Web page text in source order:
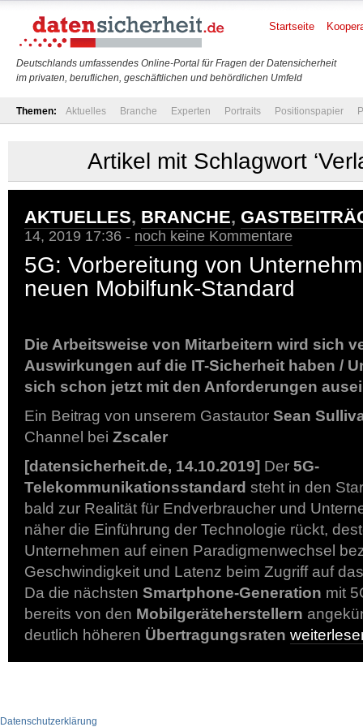
Deutschlands umfassendes Online-Portal für Fragen der Datensicherheit
im privaten, beruflichen, geschäftlichen und behördlichen Umfeld
Startseite
Themen: Aktuelles Branche Experten Portraits Positionspapier
Artikel mit Schlagwort
AKTUELLES, BRANCHE,
14, 2019 17:36 - noch keine Kommentare
5G: Vorbereitung von
neuen Mobilfunk-Standard
Die Arbeitsweise von Mitarbeitern wird sich
Auswirkungen auf die IT-Sicherheit haben /
sich schon jetzt mit den Anforderungen
Ein Beitrag von unserem Gastautor Sean
Channel bei Zscaler
[datensicherheit.de, 14.10.2019] Der 5G-
Telekommunikationsstandard steht in den
bald zur Realität für Endverbraucher und
näher die Einführung der Technologie rückt,
Unternehmen auf einen Paradigmenwechsel
Geschwindigkeit und Latenz beim Zugriff auf
Da die nächsten Smartphone-Generation mit
bereits von den Mobilgeräteherstellern
deutlich höheren Übertragungsraten
Datenschutzerklärung